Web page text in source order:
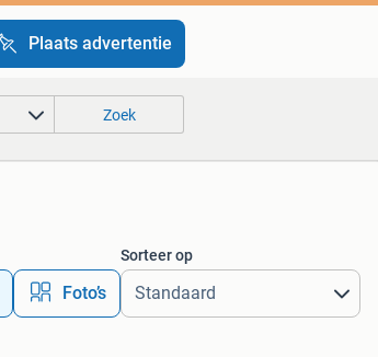
Plaats advertentie
Zoek
Foto’s
Sorteer op